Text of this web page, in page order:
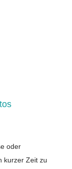
oder
kurzer Zeit zu